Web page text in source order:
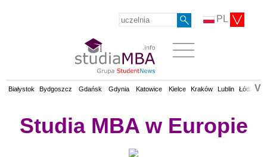
PL
Białystok Bydgoszcz Gdańsk Gdynia Katowice Kielce Kraków Lublin Łódź V
Studia MBA w Europie